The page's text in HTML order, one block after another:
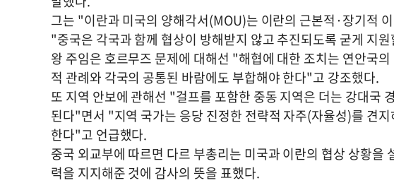
그는 "이란과 미국의 양해각서(MOU)는 이란의 근본적·장기적
"중국은 각국과 함께 협상이 방해받지 않고 추진되도록 굳게 지
왕 주임은 호르무즈 문제에 대해선 "해협에 대한 조치는 연안국
적 관례와 각국의 공통된 바람에도 부합해야 한다"고 강조했다.
또 지역 안보에 관해선 "걸프를 포함한 중동 지역은 더는 강대국
된다"면서 "지역 국가는 응당 진정한 전략적 자주(자율성)를 견
한다"고 언급했다.
중국 외교부에 따르면 다르 부총리는 미국과 이란의 협상 상황을
력을 지지해준 것에 감사의 뜻을 표했다.